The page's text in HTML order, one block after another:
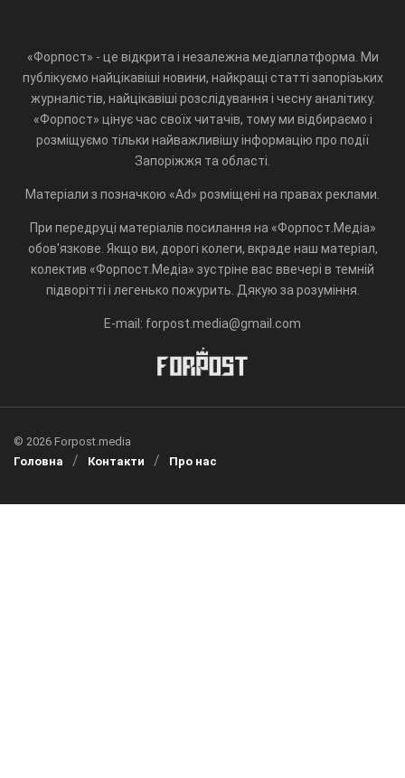
«Форпост» - це відкрита і незалежна медіаплатформа. Ми
публікуємо найцікавіші новини, найкращі статті запорізьких
журналістів, найцікавіші розслідування і чесну аналітику.
«Форпост» цінує час своїх читачів, тому ми відбираємо і
розміщуємо тільки найважливішу інформацію про події
Запоріжжя та області.
Матеріали з позначкою «Ad» розміщені на правах реклами.
При передруці матеріалів посилання на «Форпост.Медіа»
обов'язкове. Якщо ви, дорогі колеги, вкраде наш матеріал,
колектив «Форпост.Медіа» зустріне вас ввечері в темній
підворітті і легенько пожурить. Дякую за розуміння.
E-mail: forpost.media@gmail.com
© 2026 Forpost.media
Головна
Контакти Про нас